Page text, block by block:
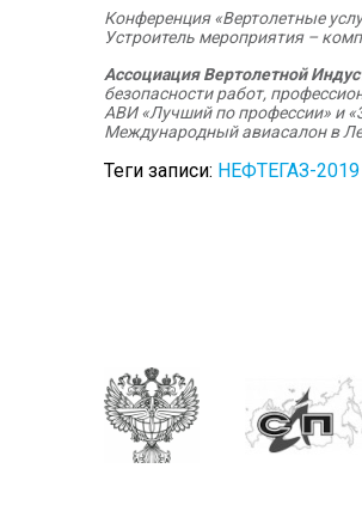
Конференция «Вертолетные
Устроитель мероприятия –
Ассоциация Вертолетной
безопасности работ,
АВИ «Лучший по профессии» и
Международный авиасалон в
Теги записи: НЕФТЕГАЗ-2019